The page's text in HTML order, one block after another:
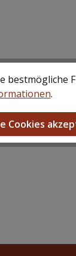
bestmögliche
.
Cookies